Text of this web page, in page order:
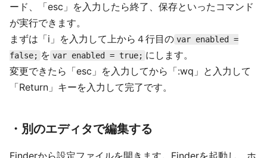
ード、「esc」を入力したら終了、保存といったコマンド
が実行できます。
まずは「i」を入力して上から４行目の var enabled =
false; を var enabled = true; にします。
変更できたら「esc」を入力してから「:wq」と入力して
「Return」キーを入力して完了です。
・別のエディタで編集する